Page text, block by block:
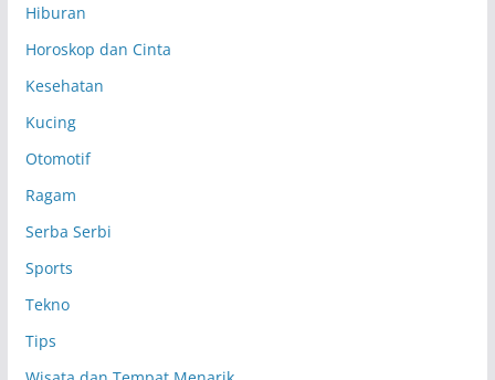
Hiburan
Horoskop dan Cinta
Kesehatan
Kucing
Otomotif
Ragam
Serba Serbi
Sports
Tekno
Tips